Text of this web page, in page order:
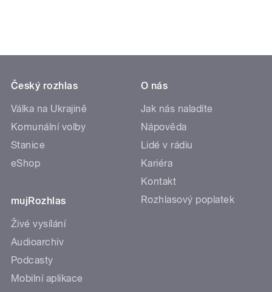
Český rozhlas
Válka na Ukrajině
Komunální volby
Stanice
eShop
mujRozhlas
Živé vysílání
Audioarchiv
Podcasty
Mobilní aplikace
O nás
Jak nás naladíte
Nápověda
Lidé v rádiu
Kariéra
Kontakt
Rozhlasový poplatek